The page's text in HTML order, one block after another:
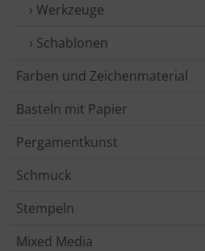
› Werkzeuge
› Schablonen
Farben und Zeichenmaterial
Basteln mit Papier
Pergamentkunst
Schmuck
Stempeln
Mixed Media